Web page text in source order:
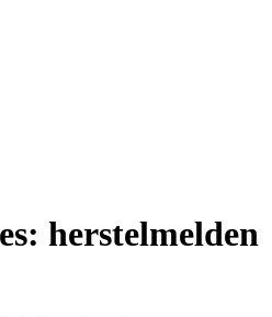
herstelmelden